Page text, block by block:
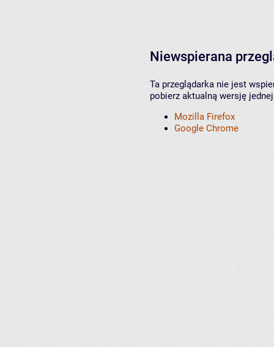
Niewspierana
Ta przeglądarka nie jest
pobierz aktualną wersję
Mozilla Firefox
Google Chrome